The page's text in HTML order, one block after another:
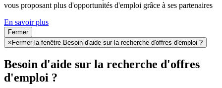
vous proposant plus d'opportunités d'emploi grâce à ses partenaires
En savoir plus
Fermer
× Fermer la fenêtre Besoin d'aide sur la recherche d'offres d'emploi ?
Besoin d'aide sur la recherche d'offres
d'emploi ?